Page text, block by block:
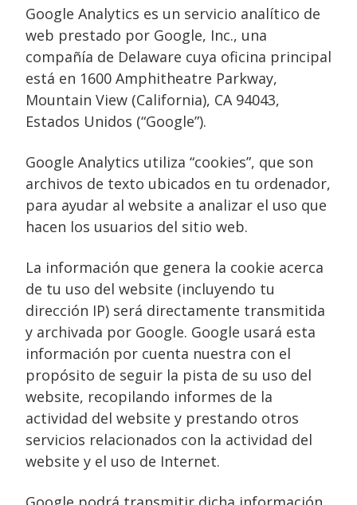
Google Analytics es un servicio analítico de
web prestado por Google, Inc., una
compañía de Delaware cuya oficina principal
está en 1600 Amphitheatre Parkway,
Mountain View (California), CA 94043,
Estados Unidos (“Google”).
Google Analytics utiliza “cookies”, que son
archivos de texto ubicados en tu ordenador,
para ayudar al website a analizar el uso que
hacen los usuarios del sitio web.
La información que genera la cookie acerca
de tu uso del website (incluyendo tu
dirección IP) será directamente transmitida
y archivada por Google. Google usará esta
información por cuenta nuestra con el
propósito de seguir la pista de su uso del
website, recopilando informes de la
actividad del website y prestando otros
servicios relacionados con la actividad del
website y el uso de Internet.